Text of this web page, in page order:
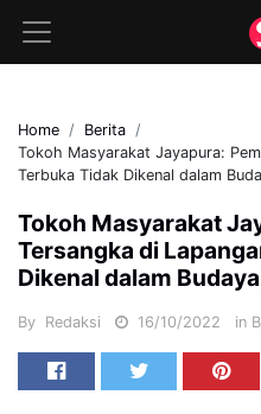
Home
Berita
Tokoh Masyarakat Jayapura:
Terbuka Tidak Dikenal dalam
Tokoh Masyarakat
Tersangka di
Dikenal dalam
By Redaksi 16/10/2022 in